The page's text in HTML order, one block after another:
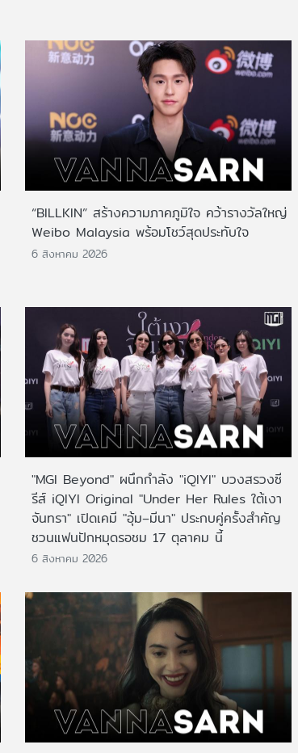
“BILLKIN” สร้างความภาคภูมิใจ คว้ารางวัลใหญ่
Weibo Malaysia พร้อมโชว์สุดประทับใจ
6 สิงหาคม 2026
"MGI Beyond" ผนึกกำลัง "iQIYI" บวงสรวงซี
รีส์ iQIYI Original "Under Her Rules ใต้เงา
จันทรา" เปิดเคมี "อุ้ม–มีนา" ประกบคู่ครั้งสำคัญ
ชวนแฟนปักหมุดรอชม 17 ตุลาคม นี้
6 สิงหาคม 2026